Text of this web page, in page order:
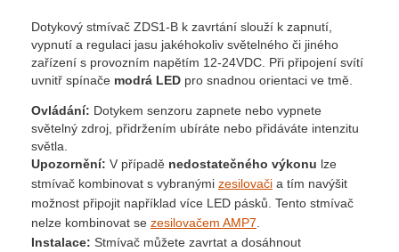
Dotykový stmívač ZDS1-B k zavrtání slouží k zapnutí,
vypnutí a regulaci jasu jakéhokoliv světelného či jiného
zařízení s provozním napětím 12-24VDC. Při připojení svítí
uvnitř spínače modrá LED pro snadnou orientaci ve tmě.
Ovládání: Dotykem senzoru zapnete nebo vypnete
světelný zdroj, přidržením ubíráte nebo přidáváte intenzitu
světla.
Upozornění: V případě nedostatečného výkonu lze
stmívač kombinovat s vybranými zesilovači a tím navýšit
možnost připojit například více LED pásků. Tento stmívač
nelze kombinovat se zesilovačem AMP7
Instalace: Stmívač můžete zavrtat a dosáhnout